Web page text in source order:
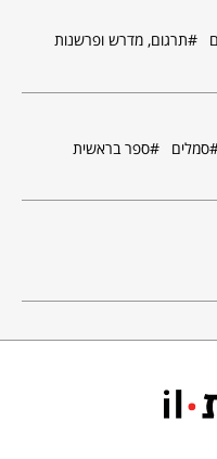
תרגום, מדרש ופרשנות
סמלים
ספר בראשית